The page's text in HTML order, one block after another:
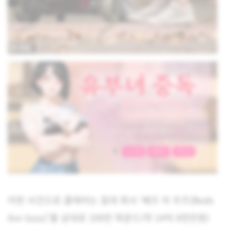
이번 사건으로 클레어는 침대 회사 ‘베즈 아 우즈(Beds